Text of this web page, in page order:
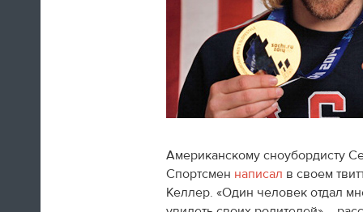
Швед Эрик Карлссон (символическая
сборная хоккейного турнира) на пути из
Американскому сноубордисту
Спортсмен написал в своем
Келлер. «Один человек отдал